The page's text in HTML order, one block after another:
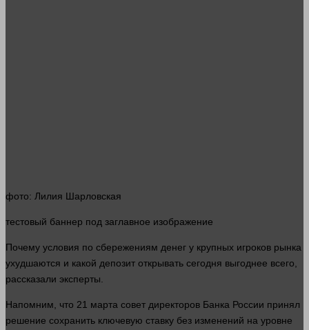
фото: Лилия Шарловская
тестовый баннер под заглавное изображение
Почему условия по сбережениям денег у крупных игроков рынка
ухудшаются и какой депозит открывать сегодня выгоднее всего,
рассказали эксперты.
Напомним, что 21 марта совет директоров Банка России принял
решение сохранить ключевую ставку без изменений на уровне